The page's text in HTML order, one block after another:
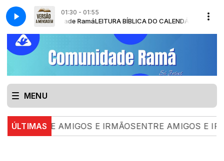
01:30 - 01:55
com Comunidade RamáLEITURA BÍBLICA DO CALENDÁRIO -
- Comunidade RamáMomento de edificação - Pr. Érico
MENU
ÚLTIMAS
ENTRE AMIGOS E IRMÃOSENTRE AMIGOS E